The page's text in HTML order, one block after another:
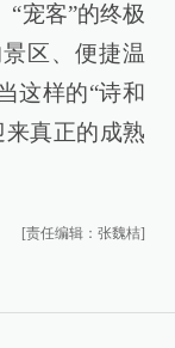
宠客”的终极
区、便捷温
这样的“诗和
真正的成熟
[责任编辑：张魏桔]